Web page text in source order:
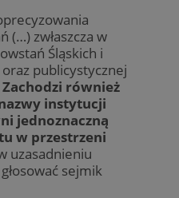
(…) zwłaszcza w
Śląskich i
publicystycznej
Zachodzi również
instytucji
jednoznaczną
w przestrzeni
uzasadnieniu
sejmik